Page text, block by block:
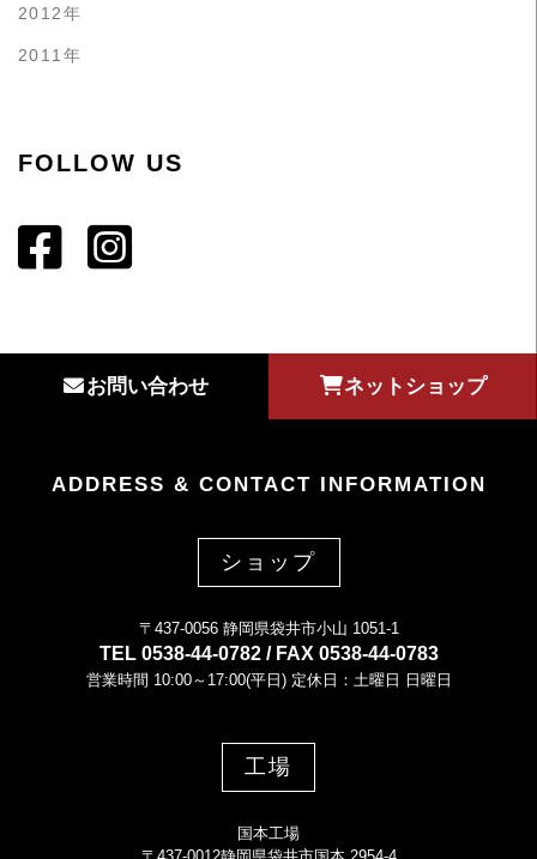
2012年
2011年
FOLLOW US
お問い合わせ ネットショップ
ADDRESS & CONTACT INFORMATION
ショップ
〒437-0056 静岡県袋井市小山 1051-1
TEL 0538-44-0782 / FAX 0538-44-0783
営業時間 10:00～17:00(平日) 定休日：土曜日 日曜日
工場
国本工場